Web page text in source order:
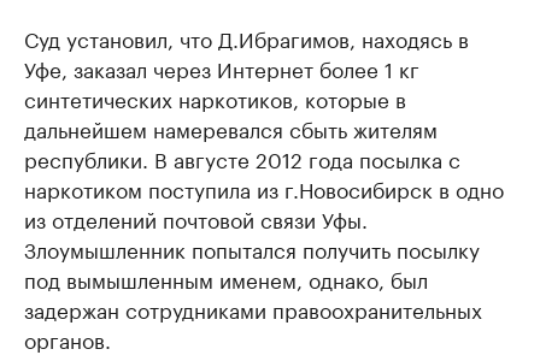
Суд установил, что Д.Ибрагимов, находясь в
Уфе, заказал через Интернет более 1 кг
синтетических наркотиков, которые в
дальнейшем намеревался сбыть жителям
республики. В августе 2012 года посылка с
наркотиком поступила из г.Новосибирск в одно
из отделений почтовой связи Уфы.
Злоумышленник попытался получить посылку
под вымышленным именем, однако, был
задержан сотрудниками правоохранительных
органов.